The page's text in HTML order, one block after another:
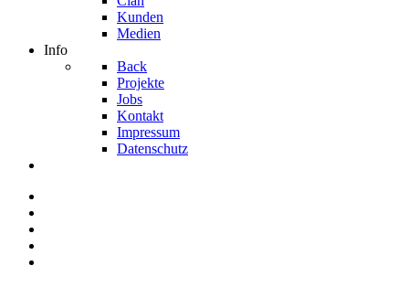
Kunden
Medien
Info
Back
Projekte
Jobs
Kontakt
Impressum
Datenschutz